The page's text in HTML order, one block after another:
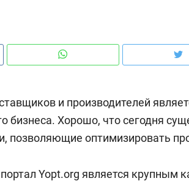
и производителей
бизнеса. Хорошо, что сегодня
позволяющие оптимизировать
Yopt.org является крупным